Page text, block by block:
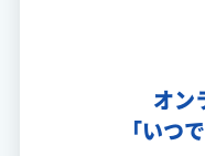
オン
「いつ